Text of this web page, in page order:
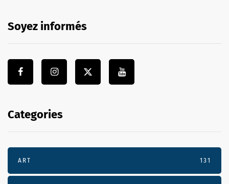
Soyez informés
Categories
ART 131